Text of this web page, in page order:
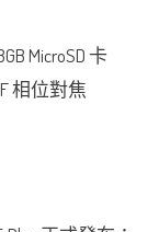
MicroSD 卡
相位對焦